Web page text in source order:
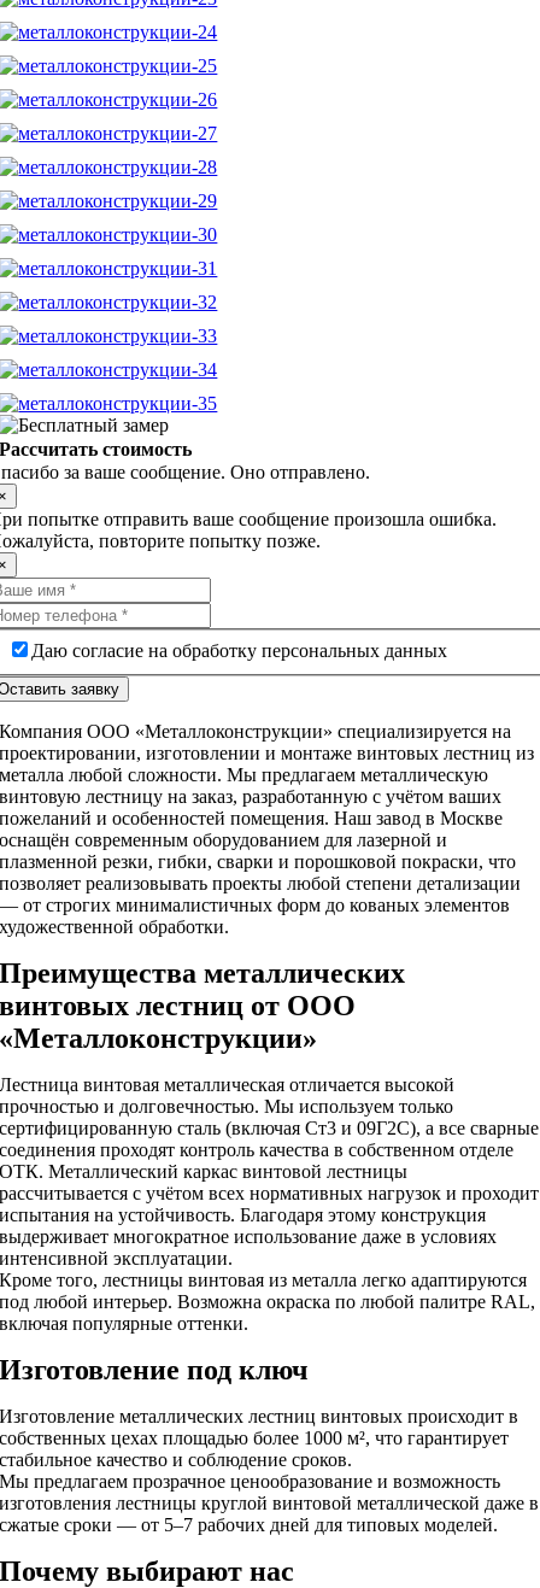
Рассчитать стоимость
за ваше сообщение. Оно отправлено.
попытке отправить ваше сообщение произошла ошибка.
повторите попытку позже.
Даю согласие на обработку персональных данных
заявку
Компания ООО «Металлоконструкции» специализируется на
проектировании, изготовлении и монтаже винтовых лестниц из
металла любой сложности. Мы предлагаем металлическую
винтовую лестницу на заказ, разработанную с учётом ваших
пожеланий и особенностей помещения. Наш завод в Москве
оснащён современным оборудованием для лазерной и
плазменной резки, гибки, сварки и порошковой покраски, что
позволяет реализовывать проекты любой степени детализации
— от строгих минималистичных форм до кованых элементов
художественной обработки.
Преимущества металлических
винтовых лестниц от ООО
«Металлоконструкции»
Лестница винтовая металлическая отличается высокой
прочностью и долговечностью. Мы используем только
сертифицированную сталь (включая Ст3 и 09Г2С), а все сварные
соединения проходят контроль качества в собственном отделе
ОТК. Металлический каркас винтовой лестницы
рассчитывается с учётом всех нормативных нагрузок и проходит
испытания на устойчивость. Благодаря этому конструкция
выдерживает многократное использование даже в условиях
интенсивной эксплуатации.
Кроме того, лестницы винтовая из металла легко адаптируются
под любой интерьер. Возможна окраска по любой палитре RAL,
включая популярные оттенки.
Изготовление под ключ
Изготовление металлических лестниц винтовых происходит в
собственных цехах площадью более 1000 м², что гарантирует
стабильное качество и соблюдение сроков.
Мы предлагаем прозрачное ценообразование и возможность
изготовления лестницы круглой винтовой металлической даже в
сжатые сроки — от 5–7 рабочих дней для типовых моделей.
Почему выбирают нас